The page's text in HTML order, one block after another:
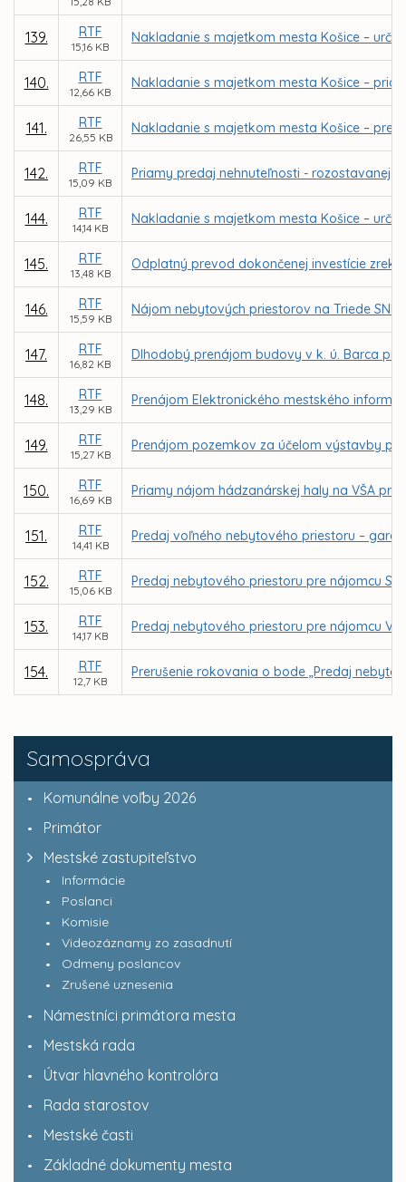
Samospráva
Komunálne voľby 2026
Primátor
Mestské zastupiteľstvo
Informácie
Poslanci
Komisie
Videozáznamy zo zasadnutí
Odmeny poslancov
Zrušené uznesenia
Námestníci primátora mesta
Mestská rada
Útvar hlavného kontrolóra
Rada starostov
Mestské časti
Základné dokumenty mesta
139. RTF
15,16 KB
Nakladanie s majetkom mesta Košice –
140. RTF
12,66 KB
Nakladanie s majetkom mesta Košice –
141. RTF
26,55 KB
Nakladanie s majetkom mesta Košice –
142. RTF
15,09 KB
Priamy predaj nehnuteľnosti - rozostavanej
144. RTF
14,14 KB
Nakladanie s majetkom mesta Košice –
145. RTF
13,48 KB
Odplatný prevod dokončenej investície
146. RTF
15,59 KB
Nájom nebytových priestorov na Triede SNP
147. RTF
16,82 KB
Dlhodobý prenájom budovy v k. ú. Barca
148. RTF
13,29 KB
Prenájom Elektronického mestského
149. RTF
15,27 KB
Prenájom pozemkov za účelom výstavby
150. RTF
16,69 KB
Priamy nájom hádzanárskej haly na VŠA pre
151. RTF
14,41 KB
Predaj voľného nebytového priestoru –
152. RTF
15,06 KB
Predaj nebytového priestoru pre nájomcu
153. RTF
14,17 KB
Predaj nebytového priestoru pre nájomcu
154. RTF
12,7 KB
Prerušenie rokovania o bode „Predaj